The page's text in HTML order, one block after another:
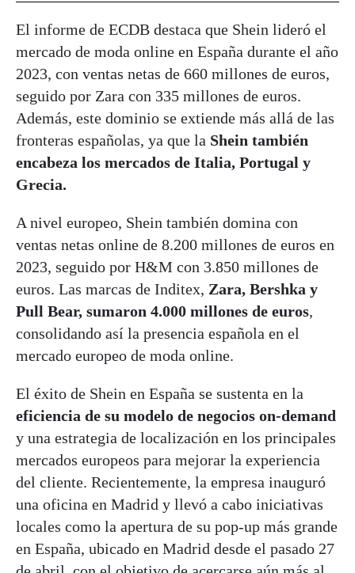
El informe de ECDB destaca que Shein lideró el
mercado de moda online en España durante el año
2023, con ventas netas de 660 millones de euros,
seguido por Zara con 335 millones de euros.
Además, este dominio se extiende más allá de las
fronteras españolas, ya que la Shein también
encabeza los mercados de Italia, Portugal y
Grecia.
A nivel europeo, Shein también domina con
ventas netas online de 8.200 millones de euros en
2023, seguido por H&M con 3.850 millones de
euros. Las marcas de Inditex, Zara, Bershka y
Pull Bear, sumaron 4.000 millones de euros,
consolidando así la presencia española en el
mercado europeo de moda online.
El éxito de Shein en España se sustenta en la
eficiencia de su modelo de negocios on-demand
y una estrategia de localización en los principales
mercados europeos para mejorar la experiencia
del cliente. Recientemente, la empresa inauguró
una oficina en Madrid y llevó a cabo iniciativas
locales como la apertura de su pop-up más grande
en España, ubicado en Madrid desde el pasado 27